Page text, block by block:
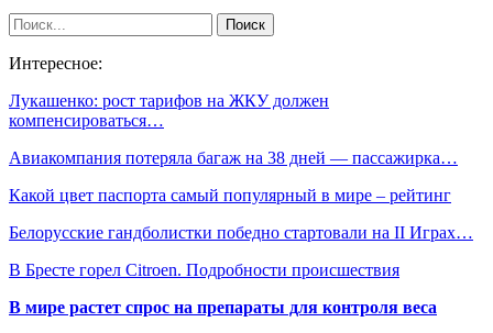
Интересное:
Лукашенко: рост тарифов на ЖКУ должен
компенсироваться…
Авиакомпания потеряла багаж на 38 дней — пассажирка…
Какой цвет паспорта самый популярный в мире – рейтинг
Белорусские гандболистки победно стартовали на II Играх…
В Бресте горел Citroen. Подробности происшествия
В мире растет спрос на препараты для контроля веса